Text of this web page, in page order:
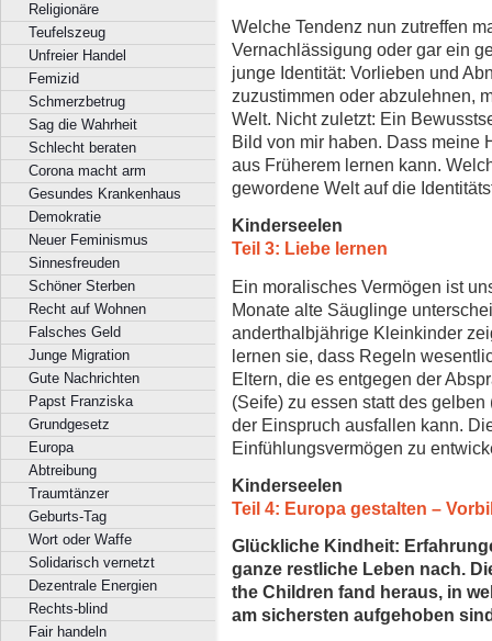
Religionäre
Teufelszeug
Unfreier Handel
Femizid
Schmerzbetrug
Sag die Wahrheit
Schlecht beraten
Corona macht arm
Gesundes Krankenhaus
Demokratie
Neuer Feminismus
Sinnesfreuden
Schöner Sterben
Recht auf Wohnen
Falsches Geld
Junge Migration
Gute Nachrichten
Papst Franziska
Grundgesetz
Europa
Abtreibung
Traumtänzer
Geburts-Tag
Wort oder Waffe
Solidarisch vernetzt
Dezentrale Energien
Rechts-blind
Fair handeln
Welche Tendenz nun zutreffen
Vernachlässigung oder gar ein
junge Identität: Vorlieben und
zuzustimmen oder abzulehnen,
Welt. Nicht zuletzt: Ein
Bild von mir haben. Dass meine
aus Früherem lernen kann.
gewordene Welt auf die
Kinderseelen
Teil 3: Liebe lernen
Ein moralisches Vermögen ist
Monate alte Säuglinge
anderthalbjährige Kleinkinder
lernen sie, dass Regeln
Eltern, die es entgegen der
(Seife) zu essen statt des
der Einspruch ausfallen kann.
Einfühlungsvermögen zu
Kinderseelen
Teil 4: Europa gestalten –
Glückliche Kindheit:
ganze restliche Leben nach.
the Children fand heraus, in
am sichersten aufgehoben